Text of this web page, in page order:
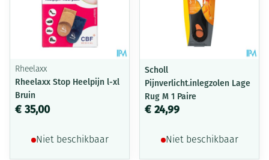
Rheelaxx
Rheelaxx Stop Heelpijn l-xl
Bruin
€ 35,00
Niet beschikbaar
Scholl
Pijnverlicht.inlegzolen Lage
Rug M 1 Paire
€ 24,99
Niet beschikbaar